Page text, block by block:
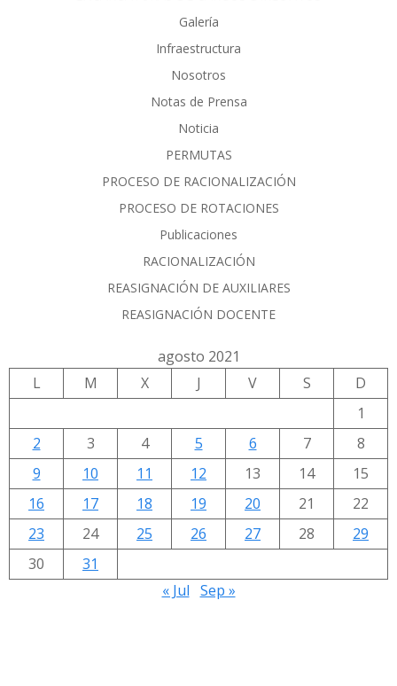
Galería
Infraestructura
Nosotros
Notas de Prensa
Noticia
PERMUTAS
PROCESO DE RACIONALIZACIÓN
PROCESO DE ROTACIONES
Publicaciones
RACIONALIZACIÓN
REASIGNACIÓN DE AUXILIARES
REASIGNACIÓN DOCENTE
agosto 2021
L
M X J V S
D
1
2
3 4 5 6 7
8
9
10 11 12 13 14
15
16
17 18 19 20 21
22
23
24 25 26 27 28
29
30
31
« Jul Sep »